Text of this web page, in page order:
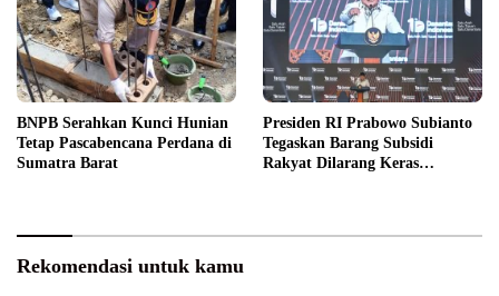
BNPB Serahkan Kunci Hunian
Tetap Pascabencana Perdana di
Sumatra Barat
Presiden RI Prabowo Subianto
Tegaskan Barang Subsidi
Rakyat Dilarang Keras
Rekomendasi untuk kamu